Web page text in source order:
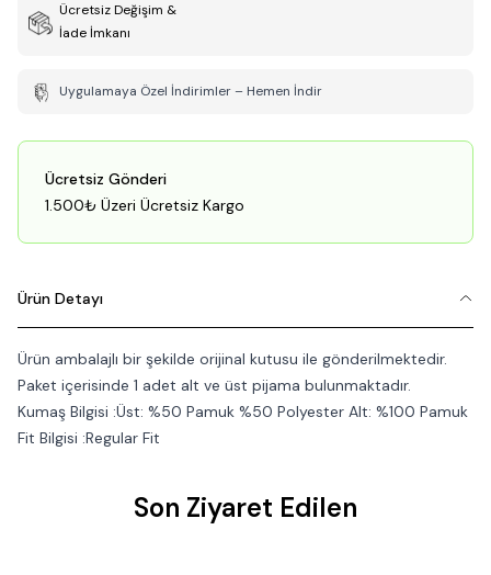
Ücretsiz Değişim &
İade İmkanı
Uygulamaya Özel İndirimler – Hemen İndir
Ücretsiz Gönderi
1.500₺ Üzeri Ücretsiz Kargo
Ürün Detayı
Ürün ambalajlı bir şekilde orijinal kutusu ile gönderilmektedir.
Paket içerisinde 1 adet alt ve üst pijama bulunmaktadır.
Kumaş Bilgisi :Üst: %50 Pamuk %50 Polyester Alt: %100 Pamuk
Fit Bilgisi :Regular Fit
Son Ziyaret Edilen